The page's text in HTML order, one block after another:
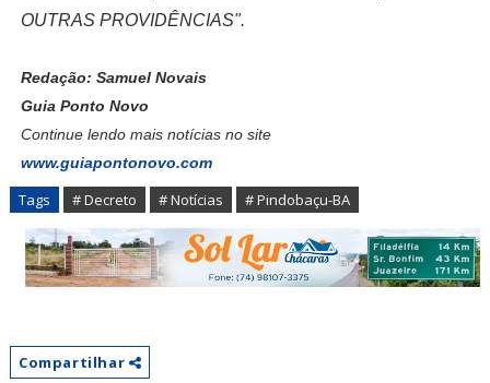
OUTRAS PROVIDÊNCIAS".
Redação: Samuel Novais
Guia Ponto Novo
Continue lendo mais notícias no site
www.guiapontonovo.com
Tags # Decreto # Notícias # Pindobaçu-BA
Compartilhar